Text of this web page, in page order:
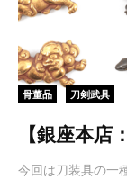
骨董品 刀剣武具
【銀座本店
今回は刀装具の一